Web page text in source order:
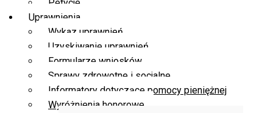
Petycje
Uprawnienia
Wykaz uprawnień
Uzyskiwanie uprawnień
Formularze wniosków
Sprawy zdrowotne i socjalne
Informatory dotyczące pomocy pieniężnej
Wyróżnienia honorowe